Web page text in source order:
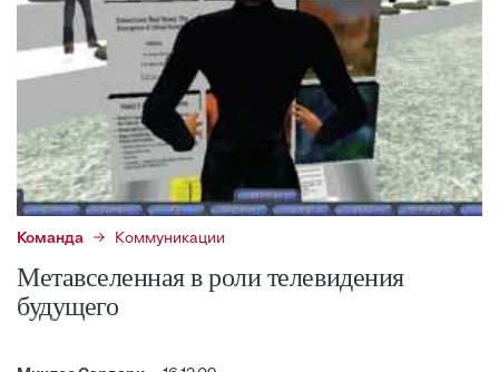
Команда Коммуникации
Метавселенная в роли телевидения
будущего